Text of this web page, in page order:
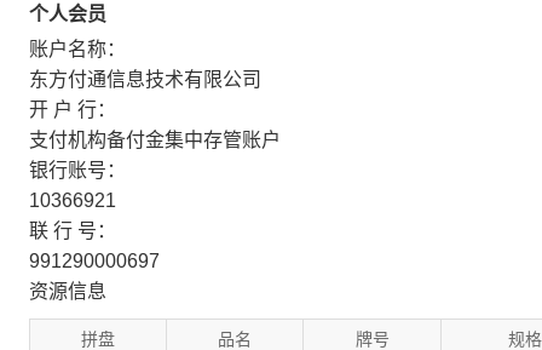
个人会员
账户名称：
东方付通信息技术有限公司
开 户 行：
支付机构备付金集中存管账户
银行账号：
10366921
联 行 号：
991290000697
资源信息
拼盘 品名 牌号 规格